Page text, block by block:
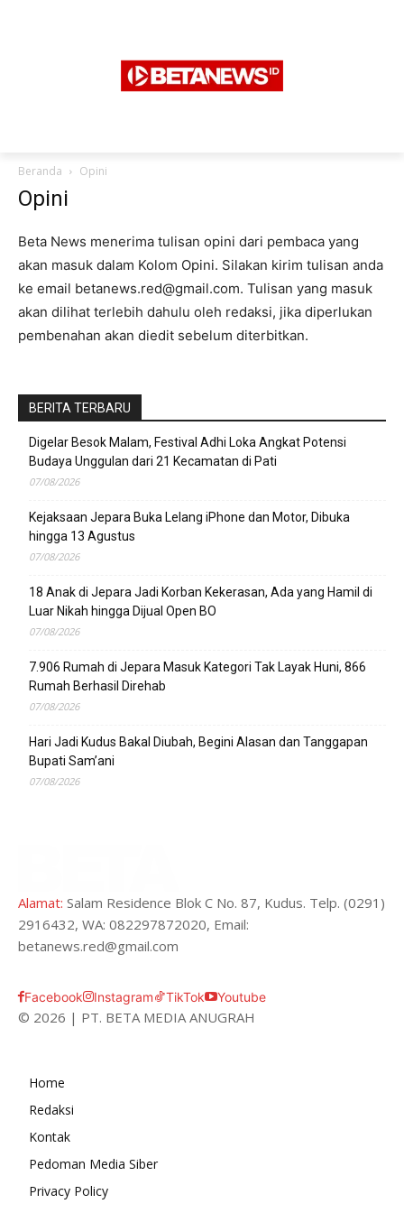
Beranda Opini
Opini
Beta News menerima tulisan opini dari pembaca yang
akan masuk dalam Kolom Opini. Silakan kirim tulisan anda
ke email betanews.red@gmail.com. Tulisan yang masuk
akan dilihat terlebih dahulu oleh redaksi, jika diperlukan
pembenahan akan diedit sebelum diterbitkan.
BERITA TERBARU
Digelar Besok Malam, Festival Adhi Loka Angkat Potensi
Budaya Unggulan dari 21 Kecamatan di Pati
07/08/2026
Kejaksaan Jepara Buka Lelang iPhone dan Motor, Dibuka
hingga 13 Agustus
07/08/2026
18 Anak di Jepara Jadi Korban Kekerasan, Ada yang Hamil di
Luar Nikah hingga Dijual Open BO
07/08/2026
7.906 Rumah di Jepara Masuk Kategori Tak Layak Huni, 866
Rumah Berhasil Direhab
07/08/2026
Hari Jadi Kudus Bakal Diubah, Begini Alasan dan Tanggapan
Bupati Sam’ani
07/08/2026
Alamat: Salam Residence Blok C No. 87, Kudus. Telp. (0291)
2916432, WA: 082297872020, Email:
betanews.red@gmail.com
Facebook Instagram TikTok Youtube
© 2026 | PT. BETA MEDIA ANUGRAH
Home
Redaksi
Kontak
Pedoman Media Siber
Privacy Policy